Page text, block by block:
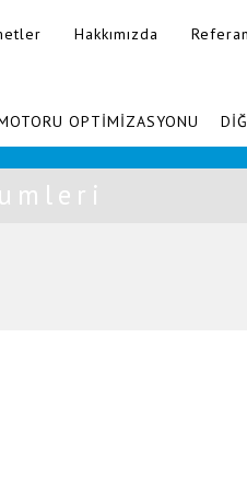
Hakkımızda
OPTİMİZASYONU